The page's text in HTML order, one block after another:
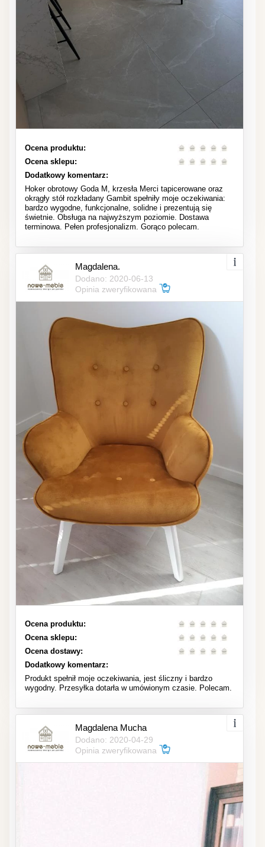
Ocena produktu:
Ocena sklepu:
Dodatkowy komentarz:
Hoker obrotowy Goda M, krzesła Merci tapicerowane oraz
okrągły stół rozkładany Gambit spełniły moje oczekiwania:
bardzo wygodne, funkcjonalne, solidne i prezentują się
świetnie. Obsługa na najwyższym poziomie. Dostawa
terminowa. Pełen profesjonalizm. Gorąco polecam.
Magdalena.
Dodano: 2020-06-13
Opinia zweryfikowana
Ocena produktu:
Ocena sklepu:
Ocena dostawy:
Dodatkowy komentarz:
Produkt spełnił moje oczekiwania, jest śliczny i bardzo
wygodny. Przesyłka dotarła w umówionym czasie. Polecam.
Magdalena Mucha
Dodano: 2020-04-29
Opinia zweryfikowana